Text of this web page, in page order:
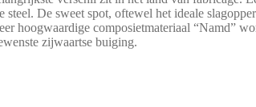
De sweet spot, oftewel het ideale
hoogwaardige composietmateriaal “Namd”
zijwaartse buiging.